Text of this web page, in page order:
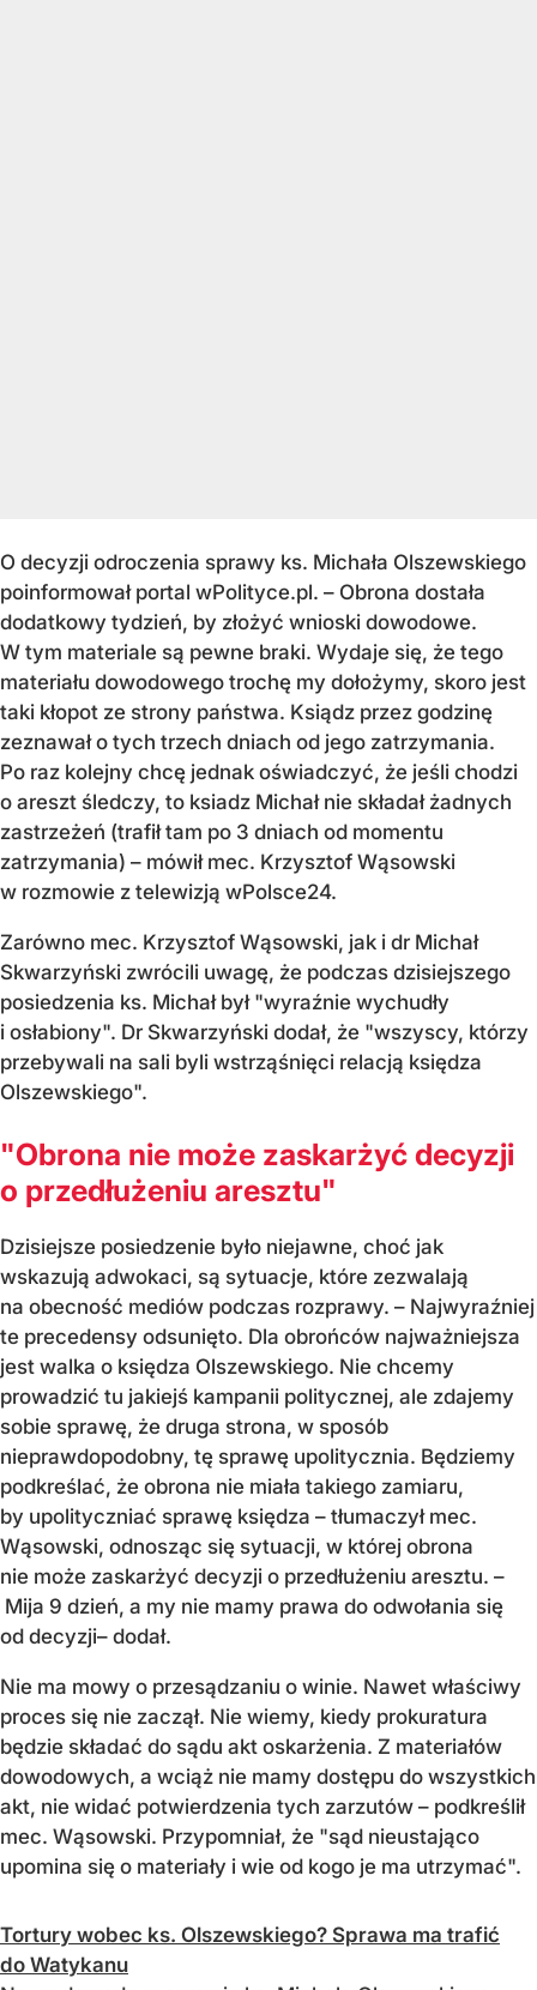
O decyzji odroczenia sprawy ks. Michała Olszewskiego
poinformował portal wPolityce.pl. – Obrona dostała
dodatkowy tydzień, by złożyć wnioski dowodowe.
W tym materiale są pewne braki. Wydaje się, że tego
materiału dowodowego trochę my dołożymy, skoro jest
taki kłopot ze strony państwa. Ksiądz przez godzinę
zeznawał o tych trzech dniach od jego zatrzymania.
Po raz kolejny chcę jednak oświadczyć, że jeśli chodzi
o areszt śledczy, to ksiadz Michał nie składał żadnych
zastrzeżeń (trafił tam po 3 dniach od momentu
zatrzymania) – mówił mec. Krzysztof Wąsowski
w rozmowie z telewizją wPolsce24.
Zarówno mec. Krzysztof Wąsowski, jak i dr Michał
Skwarzyński zwrócili uwagę, że podczas dzisiejszego
posiedzenia ks. Michał był "wyraźnie wychudły
i osłabiony". Dr Skwarzyński dodał, że "wszyscy, którzy
przebywali na sali byli wstrząśnięci relacją księdza
Olszewskiego".
"Obrona nie może zaskarżyć decyzji
o przedłużeniu aresztu"
Dzisiejsze posiedzenie było niejawne, choć jak
wskazują adwokaci, są sytuacje, które zezwalają
na obecność mediów podczas rozprawy. – Najwyraźniej
te precedensy odsunięto. Dla obrońców najważniejsza
jest walka o księdza Olszewskiego. Nie chcemy
prowadzić tu jakiejś kampanii politycznej, ale zdajemy
sobie sprawę, że druga strona, w sposób
nieprawdopodobny, tę sprawę upolitycznia. Będziemy
podkreślać, że obrona nie miała takiego zamiaru,
by upolityczniać sprawę księdza – tłumaczył mec.
Wąsowski, odnosząc się sytuacji, w której obrona
nie może zaskarżyć decyzji o przedłużeniu aresztu. –
Mija 9 dzień, a my nie mamy prawa do odwołania się
od decyzji– dodał.
Nie ma mowy o przesądzaniu o winie. Nawet właściwy
proces się nie zaczął. Nie wiemy, kiedy prokuratura
będzie składać do sądu akt oskarżenia. Z materiałów
dowodowych, a wciąż nie mamy dostępu do wszystkich
akt, nie widać potwierdzenia tych zarzutów – podkreślił
mec. Wąsowski. Przypomniał, że "sąd nieustająco
upomina się o materiały i wie od kogo je ma utrzymać".
Tortury wobec ks. Olszewskiego? Sprawa ma trafić
do Watykanu